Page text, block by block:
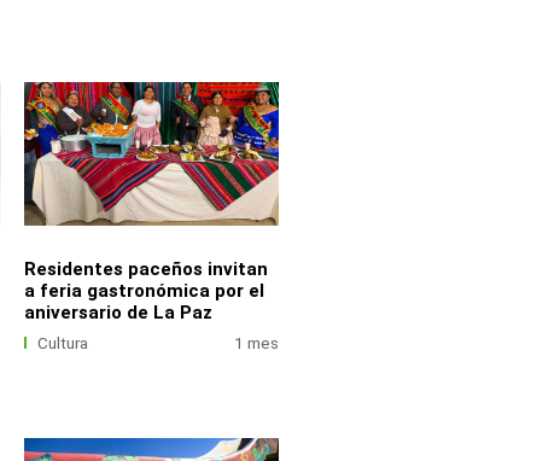
Residentes paceños invitan
a feria gastronómica por el
aniversario de La Paz
Cultura 1 mes